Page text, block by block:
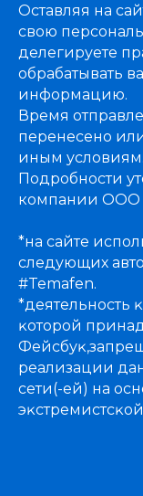
Оставляя на
свою
делегируете
обрабатывать
информацию.
Время
перенесено
иным условиям.
Подробности
компании ООО
*на сайте
следующих
#Temafen.
*деятельность
ĸоторой
реализации
сети(-ей) на